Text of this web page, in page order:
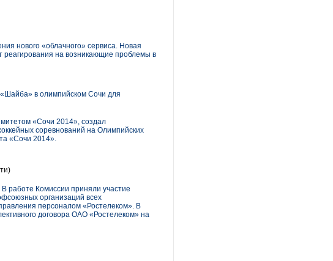
нового «облачного» сервиса. Новая
на возникающие проблемы в
в олимпийском Сочи для
«Сочи 2014», создал
соревнований на Олимпийских
«Сочи 2014».
работе Комиссии приняли участие
организаций всех
персоналом «Ростелеком». В
договора ОАО «Ростелеком» на